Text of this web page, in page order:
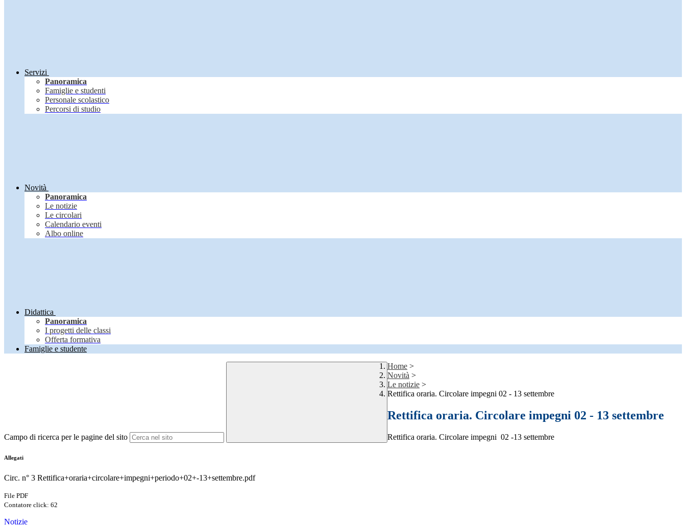
Servizi
Panoramica
Famiglie e studenti
Personale scolastico
Percorsi di studio
Novità
Panoramica
Le notizie
Le circolari
Calendario eventi
Albo online
Didattica
Panoramica
I progetti delle classi
Offerta formativa
Famiglie e studente
Campo di ricerca per le pagine del sito
Home >
Novità >
Le notizie >
Rettifica oraria. Circolare impegni 02 - 13 settembre
Rettifica oraria. Circolare impegni 02 - 13 settembre
Rettifica oraria. Circolare impegni 02 -13 settembre
Allegati
Circ. n° 3 Rettifica+oraria+circolare+impegni+periodo+02+-13+settembre.pdf
File PDF
Contatore click: 62
Notizie